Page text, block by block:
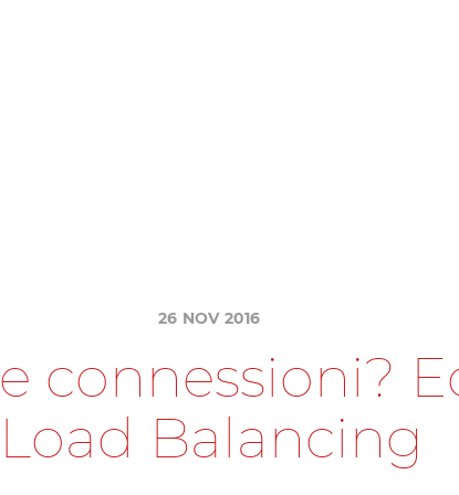
26 NOV 2016
e connessioni? E
Load Balancing